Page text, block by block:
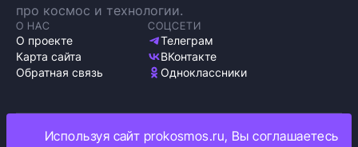
про космос и технологии.
О НАС
О проекте
Карта сайта
Обратная связь
СОЦСЕТИ
Телеграм
ВКонтакте
Одноклассники
Используя сайт prokosmos.ru, Вы соглашаетесь